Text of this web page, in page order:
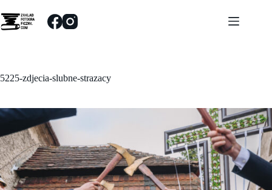
do
treści
5225-zdjecia-slubne-strazacy